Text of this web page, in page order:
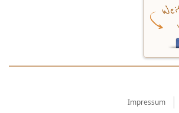
Impressum